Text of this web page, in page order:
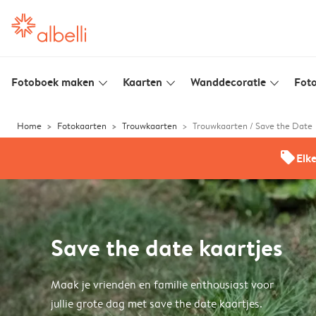
Fotoboek maken slim_arrow_down Kaarten slim_arrow_down Wanddecoratie slim_arrow_down
Home Fotokaarten Trouwkaarten Trouwkaarten / Save the Date
offers
Save the date kaartjes
Maak je vrienden en familie enthousiast voor
jullie grote dag met save the date kaartjes.